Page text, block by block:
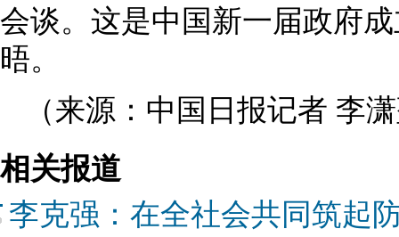
会谈。这是中国新一届政府
晤。
（来源：中国日报记者 李
相关报道
李克强：在全社会共同筑起